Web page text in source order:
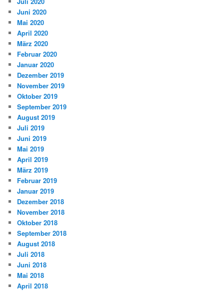
Juni 2020
Mai 2020
April 2020
März 2020
Februar 2020
Januar 2020
Dezember 2019
November 2019
Oktober 2019
September 2019
August 2019
Juli 2019
Juni 2019
Mai 2019
April 2019
März 2019
Februar 2019
Januar 2019
Dezember 2018
November 2018
Oktober 2018
September 2018
August 2018
Juli 2018
Juni 2018
Mai 2018
April 2018